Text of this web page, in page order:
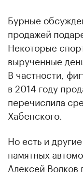
Бурные
продажей
Некоторые
вырученные
В частности,
в 2014 году
перечислила
Хабенского.
Но есть и
памятных
Алексей